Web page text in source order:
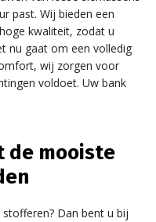
past. Wij bieden een
kwaliteit, zodat u
nu gaat om een volledig
wij zorgen voor
voldoet. Uw bank
de mooiste
Dan bent u bij